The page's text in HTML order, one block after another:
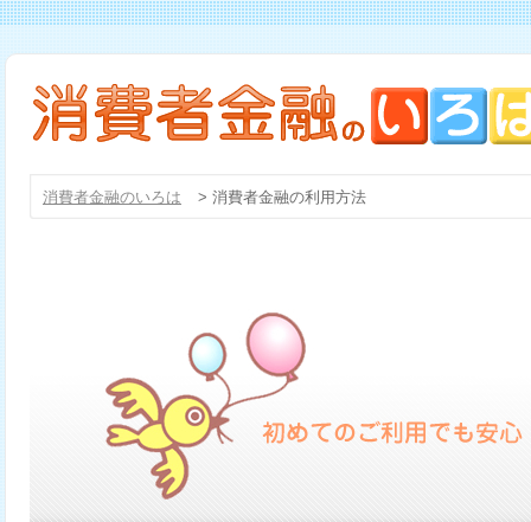
消費者金融のいろは > 消費者金融の利用方法